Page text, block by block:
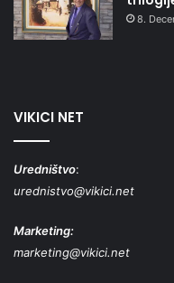
8.
VIKICI NET
Uredništvo:
urednistvo@vikici.net
Marketing:
marketing@vikici.net